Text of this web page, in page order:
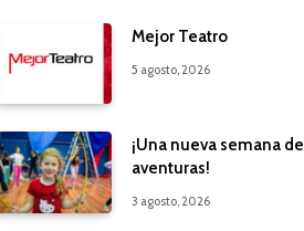
Mejor Teatro
5 agosto, 2026
¡Una nueva semana de
aventuras!
3 agosto, 2026